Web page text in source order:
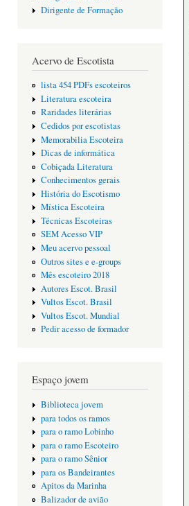
Dirigente de Formação
Acervo de Escotista
lista 454 PDFs escoteiros
Literatura escoteira
Raridades literárias
Cedidos por escotistas
Memorabilia Escoteira
Dicas de informática
Cobiçada Literatura
Conhecimentos gerais
História do Escotismo
Mística Escoteira
Técnicas Escoteiras
SEM Acesso VIP
Meu acervo pessoal
Outros sites e e-groups
Mês escoteiro 2018
Autores Escot. Brasil
Vultos Escot. Brasil
Vultos Escot. Mundial
Pedir acesso de formador
Espaço jovem
Biblioteca jovem
para todos os ramos
para o ramo Lobinho
para o ramo Escoteiro
para o ramo Sênior
para os Bandeirantes
Apitos da Marinha
Balizador de avião